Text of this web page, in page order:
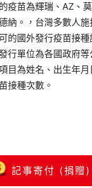
疫苗為輝瑞、AZ、
納。，台灣多數人
的國外發行疫苗接
行單位為各國政府
目為姓名、出生年
接種次數。
記事寄付 (捐贈)